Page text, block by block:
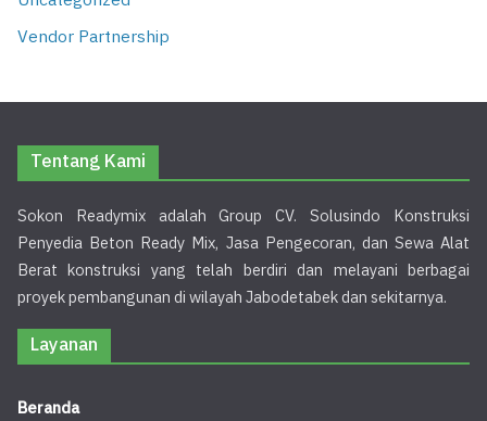
Vendor Partnership
Tentang Kami
Sokon Readymix adalah Group CV. Solusindo Konstruksi
Penyedia Beton Ready Mix, Jasa Pengecoran, dan Sewa Alat
Berat konstruksi yang telah berdiri dan melayani berbagai
proyek pembangunan di wilayah Jabodetabek dan sekitarnya.
Layanan
Beranda